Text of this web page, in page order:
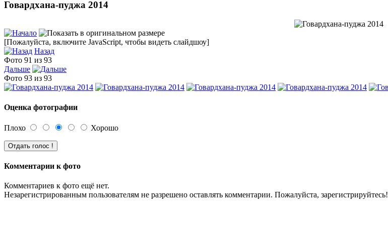
Говардхана-пуджа 2014
[Пожалуйста, включите JavaScript, чтобы видеть слайдшоу]
Назад
Фото 91 из 93
Дальше
Фото 93 из 93
Оценка фотографии
Плохо Хорошо
Комментарии к фото
Комментариев к фото ещё нет.
Незарегистрированным пользователям не разрешено оставлять комментарии. Пожалуйста, зарегистрируйтесь!